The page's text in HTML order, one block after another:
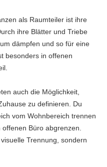
als Raumteiler ist ihre
ihre Blätter und Triebe
dämpfen und so für eine
besonders in offenen
auch die Möglichkeit,
zu definieren. Du
vom Wohnbereich trennen
Büro abgrenzen.
Trennung, sondern